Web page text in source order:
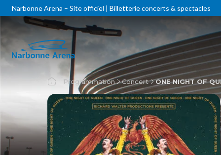
Narbonne Arena – Site officiel | Billetterie concerts & spectacles
Programmation Concert ONE NIGHT OF